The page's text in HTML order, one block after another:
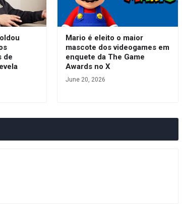
de
Mario é eleito o maior
mascote dos videogames em
enquete da The Game
Awards no X
June 20, 2026